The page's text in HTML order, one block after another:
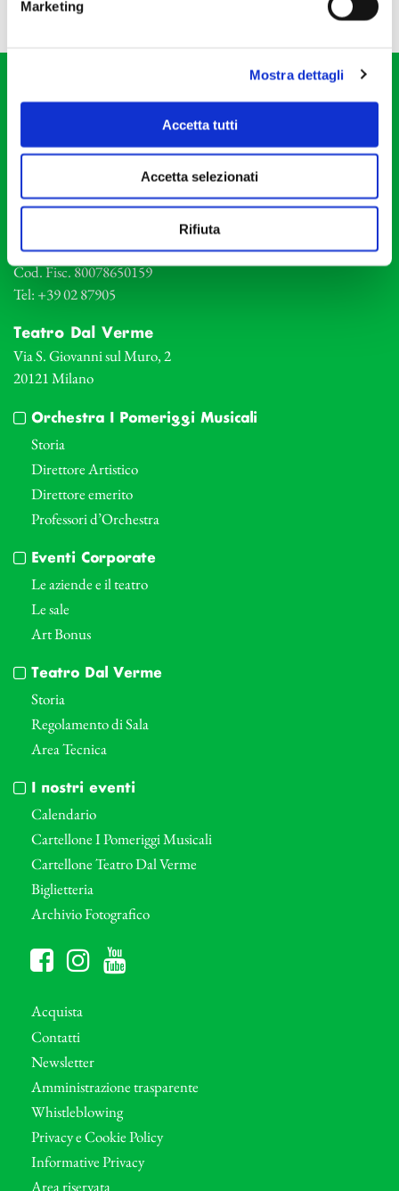
Marketing
Mostra dettagli
Accetta tutti
Accetta selezionati
Rifiuta
Fondazione I Pomeriggi Musicali
Via S. Giovanni sul Muro, 2
Partita Iva 04410060158
Cod. Fisc. 80078650159
Tel: +39 02 87905
Teatro Dal Verme
Via S. Giovanni sul Muro, 2
20121 Milano
Orchestra I Pomeriggi Musicali
Storia
Direttore Artistico
Direttore emerito
Professori d’Orchestra
Eventi Corporate
Le aziende e il teatro
Le sale
Art Bonus
Teatro Dal Verme
Storia
Regolamento di Sala
Area Tecnica
I nostri eventi
Calendario
Cartellone I Pomeriggi Musicali
Cartellone Teatro Dal Verme
Biglietteria
Archivio Fotografico
Acquista
Contatti
Newsletter
Amministrazione trasparente
Whistleblowing
Privacy e Cookie Policy
Informative Privacy
Area riservata